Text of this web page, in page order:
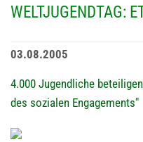
WELTJUGENDTAG:
03.08.2005
4.000 Jugendliche
des sozialen Engagements"